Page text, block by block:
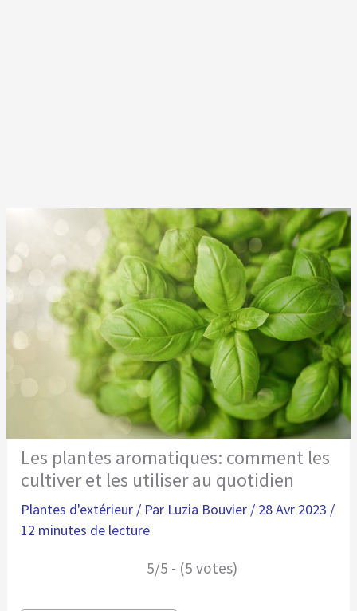
Les plantes aromatiques: comment les
cultiver et les utiliser au quotidien
Plantes d'extérieur / Par Luzia Bouvier / 28 Avr 2023 /
12 minutes de lecture
5/5 - (5 votes)